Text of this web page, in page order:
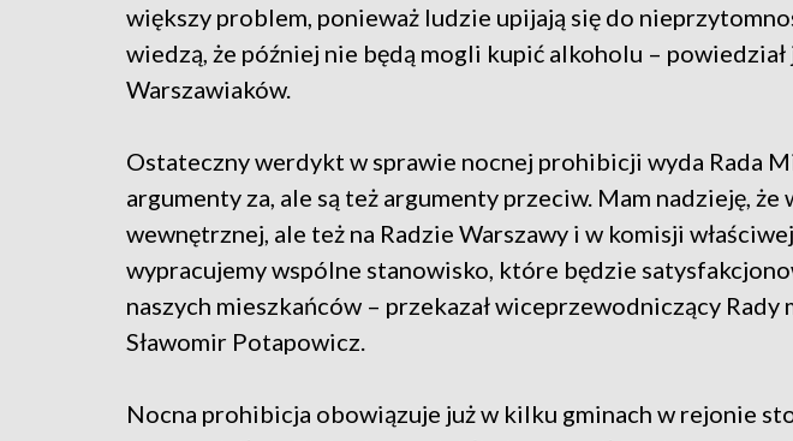
większy problem, ponieważ ludzie upijają się do
wiedzą, że później nie będą mogli kupić alkoholu – powiedział
Warszawiaków.
Ostateczny werdykt w sprawie nocnej prohibicji wyda Rada
argumenty za, ale są też argumenty przeciw. Mam nadzieję, że
wewnętrznej, ale też na Radzie Warszawy i w komisji
wypracujemy wspólne stanowisko, które będzie
naszych mieszkańców – przekazał wiceprzewodniczący Rady
Sławomir Potapowicz.
Nocna prohibicja obowiązuje już w kilku gminach w rejonie